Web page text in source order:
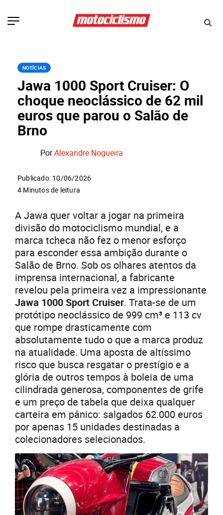
NOTÍCIAS
Jawa 1000 Sport Cruiser: O
choque neoclássico de 62 mil
euros que parou o Salão de
Brno
PorAlexandre Nogueira
Publicado: 10/06/2026
4 Minutos de leitura
A Jawa quer voltar a jogar na primeira
divisão do motociclismo mundial, e a
marca tcheca não fez o menor esforço
para esconder essa ambição durante o
Salão de Brno. Sob os olhares atentos da
imprensa internacional, a fabricante
revelou pela primeira vez a impressionante
Jawa 1000 Sport Cruiser. Trata-se de um
protótipo neoclássico de 999 cm³ e 113 cv
que rompe drasticamente com
absolutamente tudo o que a marca produz
na atualidade. Uma aposta de altíssimo
risco que busca resgatar o prestígio e a
glória de outros tempos à boleia de uma
cilindrada generosa, componentes de grife
e um preço de tabela que deixa qualquer
carteira em pânico: salgados 62.000 euros
por apenas 15 unidades destinadas a
colecionadores selecionados.